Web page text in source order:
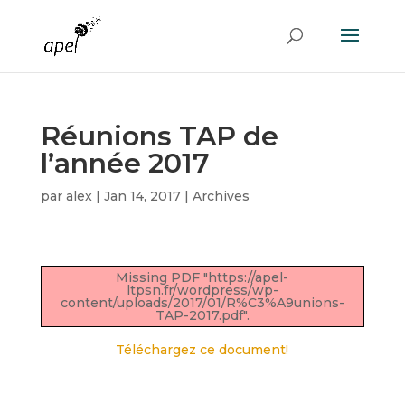
Réunions TAP de
l’année 2017
par alex| Jan 14, 2017| Archives
Missing PDF "https://apel-
ltpsn.fr/wordpress/wp-
content/uploads/2017/01/R%C3%A9unions-
TAP-2017.pdf".
Téléchargez ce document!